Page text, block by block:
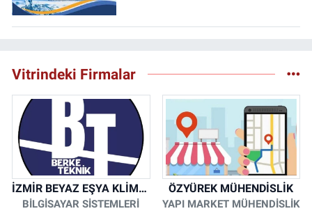
Vitrindeki Firmalar
İZMİR BEYAZ EŞYA KLİMA KOMBİ SERVİSİ
BİLGİSAYAR SİSTEMLERİ
ÖZYÜREK MÜHENDİSLİK
YAPI MARKET MÜHENDİSLİK